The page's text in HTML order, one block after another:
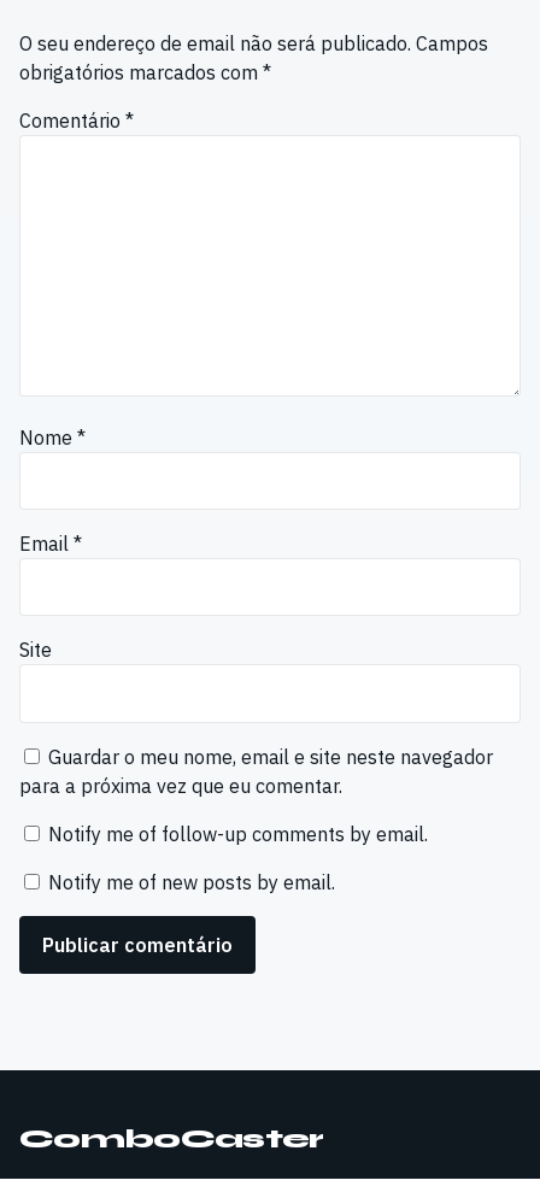
O seu endereço de email não será publicado. Campos
obrigatórios marcados com *
Comentário *
Nome *
Email *
Site
Guardar o meu nome, email e site neste navegador
para a próxima vez que eu comentar.
Notify me of follow-up comments by email.
Notify me of new posts by email.
ComboCaster